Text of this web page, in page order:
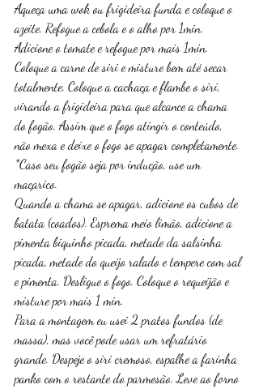
Aqueça uma wok ou frigideira funda e coloque o
azeite. Refogue a cebola e o alho por 1min.
Adicione o tomate e refogue por mais 1min.
Coloque a carne de siri e misture bem até secar
totalmente. Coloque a cachaça e flambe o siri,
virando a frigideira para que alcance a chama
do fogão. Assim que o fogo atingir o conteúdo,
não mexa e deixe o fogo se apagar completamente.
*Caso seu fogão seja por indução, use um
maçarico.
Quando a chama se apagar, adicione os cubos de
batata (coados). Esprema meio limão, adicione a
pimenta biquinho picada, metade da salsinha
picada, metade do queijo ralado e tempere com sal
e pimenta. Desligue o fogo. Coloque o requeijão e
misture por mais 1 min.
Para a montagem eu usei 2 pratos fundos (de
massa), mas você pode usar um refratário
grande. Despeje o siri cremoso, espalhe a farinha
panko com o restante do parmesão. Leve ao forno